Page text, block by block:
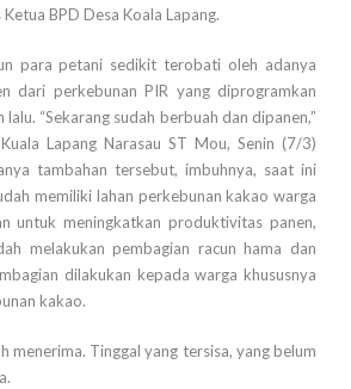
BPD Desa Koala Lapang.
para petani sedikit terobati oleh adanya
dari perkebunan PIR yang diprogramkan
“Sekarang sudah berbuah dan dipanen,”
Lapang Narasau ST Mou, Senin (7/3)
tambahan tersebut, imbuhnya, saat ini
memiliki lahan perkebunan kakao warga
untuk meningkatkan produktivitas panen,
melakukan pembagian racun hama dan
dilakukan kepada warga khususnya
kakao.
menerima. Tinggal yang tersisa, yang belum